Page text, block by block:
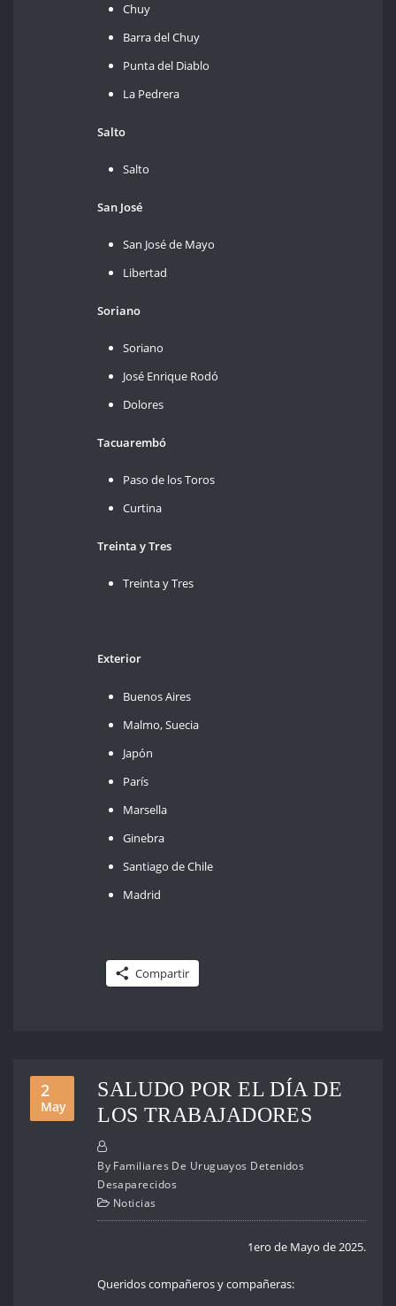
Chuy
Barra del Chuy
Punta del Diablo
La Pedrera
Salto
Salto
San José
San José de Mayo
Libertad
Soriano
Soriano
José Enrique Rodó
Dolores
Tacuarembó
Paso de los Toros
Curtina
Treinta y Tres
Treinta y Tres
Exterior
Buenos Aires
Malmo, Suecia
Japón
París
Marsella
Ginebra
Santiago de Chile
Madrid
Compartir
2
May
SALUDO POR EL DÍA DE
LOS TRABAJADORES
By Familiares De Uruguayos Detenidos
Desaparecidos
Noticias
1ero de Mayo de 2025.
Queridos compañeros y compañeras: